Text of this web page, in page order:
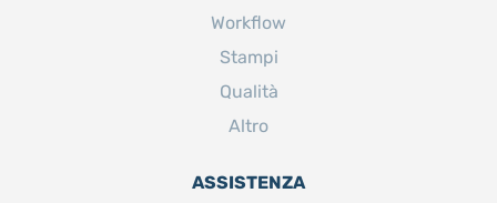
Workflow
Stampi
Qualità
Altro
ASSISTENZA